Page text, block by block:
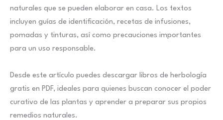
naturales que se pueden elaborar en casa. Los textos
incluyen guías de identificación, recetas de infusiones,
pomadas y tinturas, así como precauciones importantes
para un uso responsable.
Desde este artículo puedes descargar libros de herbología
gratis en PDF, ideales para quienes buscan conocer el poder
curativo de las plantas y aprender a preparar sus propios
remedios naturales.